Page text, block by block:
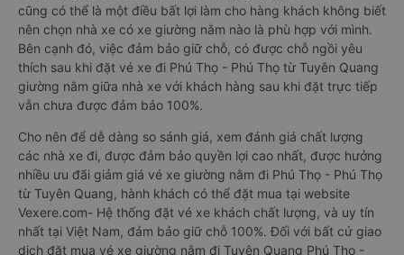
cũng có thể là một điều bất lợi làm cho hàng khách không biết
nên chọn nhà xe có xe giường nằm nào là phù hợp với mình.
Bên cạnh đó, việc đảm bảo giữ chỗ, có được chỗ ngồi yêu
thích sau khi đặt vé xe đi Phú Thọ - Phú Thọ từ Tuyên Quang
giường nằm giữa nhà xe với khách hàng sau khi đặt trực tiếp
vẫn chưa được đảm bảo 100%.
Cho nên để dễ dàng so sánh giá, xem đánh giá chất lượng
các nhà xe đi, được đảm bảo quyền lợi cao nhất, được hưởng
nhiều ưu đãi giảm giá vé xe giường nằm đi Phú Thọ - Phú Thọ
từ Tuyên Quang, hành khách có thể đặt mua tại website
Vexere.com- Hệ thống đặt vé xe khách chất lượng, và uy tín
nhất tại Việt Nam, đảm bảo giữ chỗ 100%. Đối với bất cứ giao
dịch đặt mua vé xe giường nằm đi Tuyên Quang Phú Thọ -